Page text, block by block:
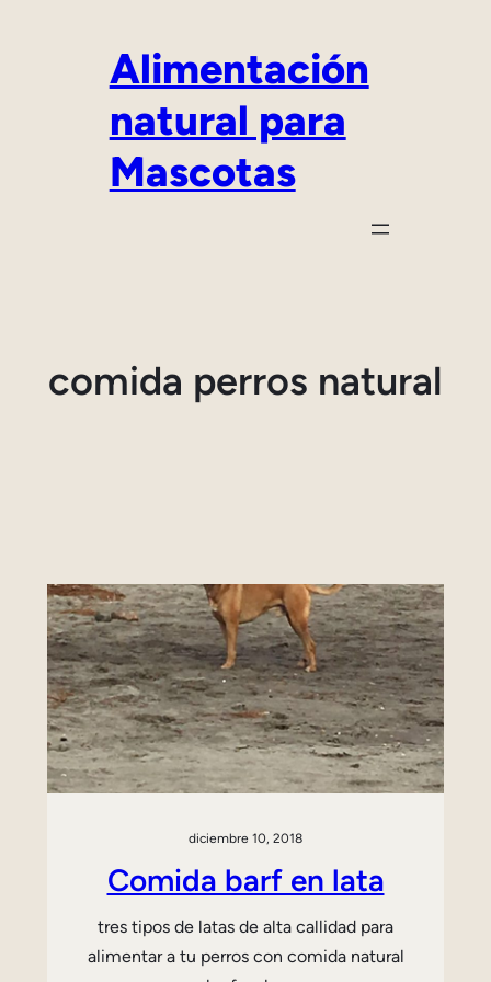
Alimentación
natural para
Mascotas
comida perros natural
diciembre 10, 2018
Comida barf en lata
tres tipos de latas de alta callidad para
alimentar a tu perros con comida natural